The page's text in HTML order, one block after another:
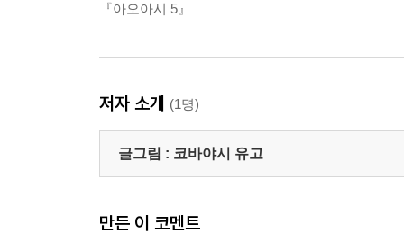
『아오아시 5』
저자 소개 (1명)
글그림 : 코바야시 유고
만든 이 코멘트